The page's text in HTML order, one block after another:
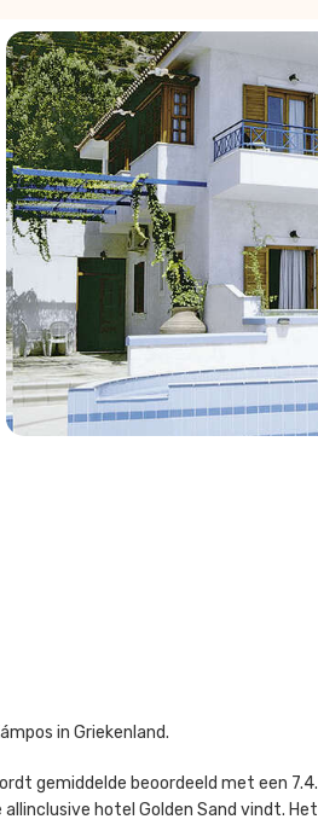
in Griekenland.
gemiddelde beoordeeld met een 7.4.
hotel Golden Sand vindt. Het